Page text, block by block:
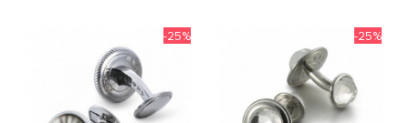
-25% -25%